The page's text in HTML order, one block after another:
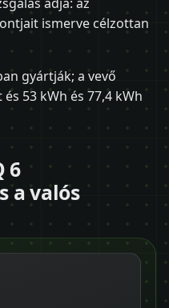
ismerve célzottan
gyártják; a vevő
53 kWh és 77,4 kWh
6
a valós